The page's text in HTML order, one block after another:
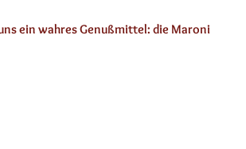
ein wahres Genußmittel: die Maroni